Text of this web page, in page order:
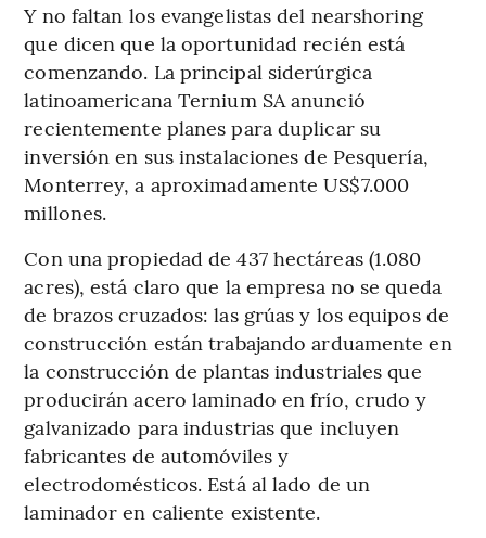
Y no faltan los evangelistas del nearshoring
que dicen que la oportunidad recién está
comenzando. La principal siderúrgica
latinoamericana Ternium SA anunció
recientemente planes para duplicar su
inversión en sus instalaciones de Pesquería,
Monterrey, a aproximadamente US$7.000
millones.
Con una propiedad de 437 hectáreas (1.080
acres), está claro que la empresa no se queda
de brazos cruzados: las grúas y los equipos de
construcción están trabajando arduamente en
la construcción de plantas industriales que
producirán acero laminado en frío, crudo y
galvanizado para industrias que incluyen
fabricantes de automóviles y
electrodomésticos. Está al lado de un
laminador en caliente existente.